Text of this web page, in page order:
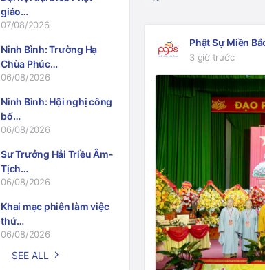
Open
filters
Phật Sự Miền
3 giờ trước
giáo…
07/08/2026
Ninh Bình: Trường Hạ
Chùa Phúc…
06/08/2026
Ninh Bình: Hội nghị công
bố…
06/08/2026
Sư Trưởng Hải Triều Âm-
Tịch…
06/08/2026
Khai mạc phiên làm việc
thứ…
06/08/2026
SEE ALL